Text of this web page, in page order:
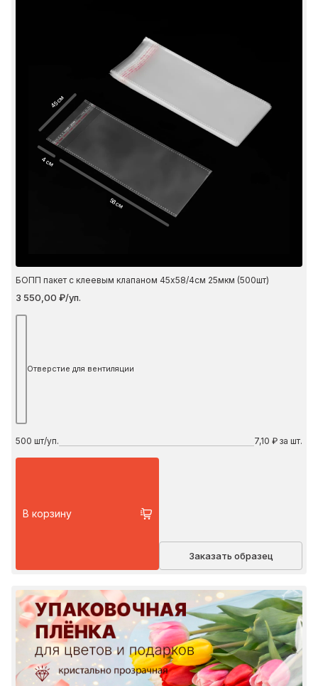
45 см
4 см
58 см
БОПП пакет с клеевым клапаном 45х58/4см 25мкм (500шт)
3 550,00 ₽/уп.
Отверстие для вентиляции
500 шт/уп. 7,10 ₽ за шт.
В корзину
Заказать образец